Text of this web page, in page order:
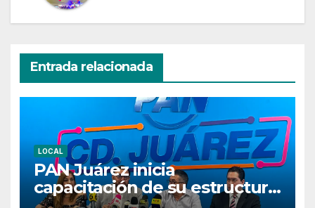
Entrada relacionada
LOCAL
PAN Juárez inicia
capacitación de su estructura